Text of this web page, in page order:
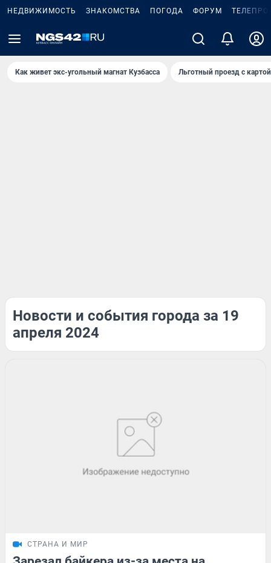
НЕДВИЖИМОСТЬ ЗНАКОМСТВА ПОГОДА ФОРУМ
Как живет экс-угольный магнат Кузбасса Льготный проезд с
Новости и события города за 19
апреля 2024
СТРАНА И МИР